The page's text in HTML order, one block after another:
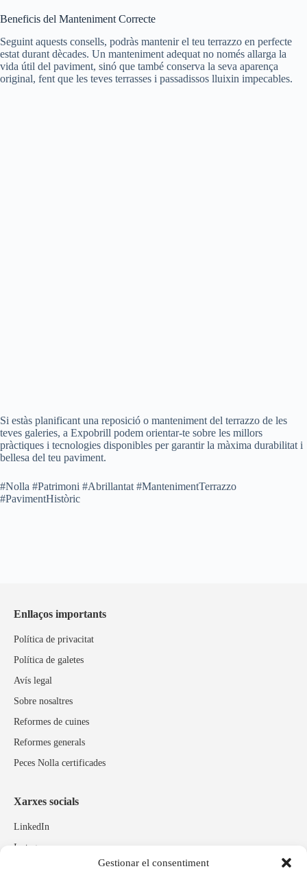
Gestionar el consentiment
Beneficis del Manteniment Correcte
Seguint aquests consells, podràs mantenir el teu terrazzo en perfecte
estat durant dècades. Un manteniment adequat no només allarga la
vida útil del paviment, sinó que també conserva la seva aparença
original, fent que les teves terrasses i passadissos lluixin impecables.
Si estàs planificant una reposició o manteniment del terrazzo de les
teves galeries, a Expobrill podem orientar-te sobre les millors
pràctiques i tecnologies disponibles per garantir la màxima durabilitat i
bellesa del teu paviment.
#Nolla #Patrimoni #Abrillantat #MantenimentTerrazzo
#PavimentHistòric
Enllaços importants
Política de privacitat
Política de galetes
Avís legal
Sobre nosaltres
Reformes de cuines
Reformes generals
Peces Nolla certificades
Xarxes socials
LinkedIn
Instagram